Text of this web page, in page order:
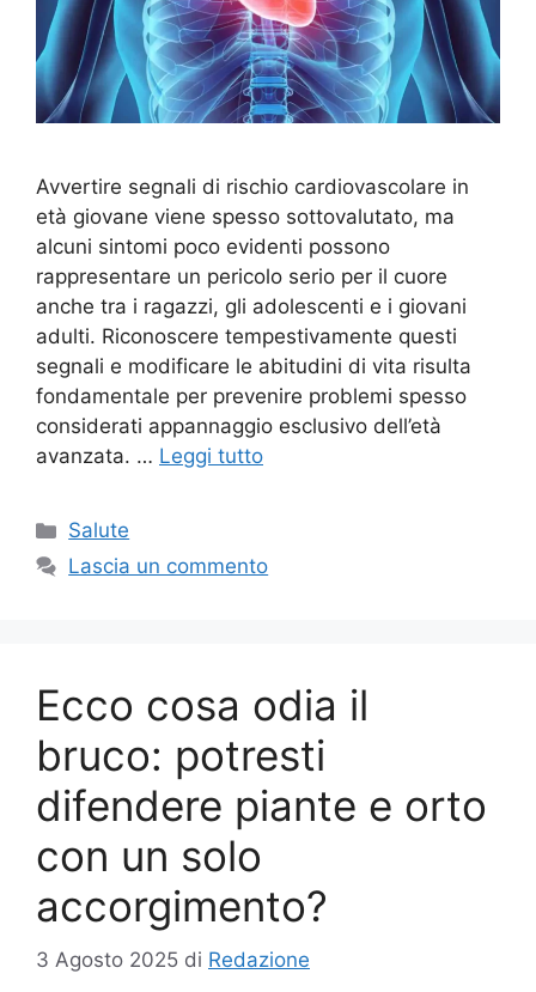
Avvertire segnali di rischio cardiovascolare in
età giovane viene spesso sottovalutato, ma
alcuni sintomi poco evidenti possono
rappresentare un pericolo serio per il cuore
anche tra i ragazzi, gli adolescenti e i giovani
adulti. Riconoscere tempestivamente questi
segnali e modificare le abitudini di vita risulta
fondamentale per prevenire problemi spesso
considerati appannaggio esclusivo dell’età
avanzata. … Leggi tutto
Categorie
Salute
Lascia un commento
Ecco cosa odia il
bruco: potresti
difendere piante e orto
con un solo
accorgimento?
3 Agosto 2025 di Redazione